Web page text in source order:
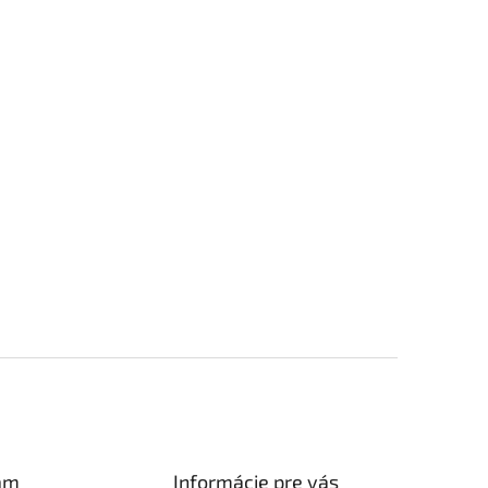
Informácie pre vás